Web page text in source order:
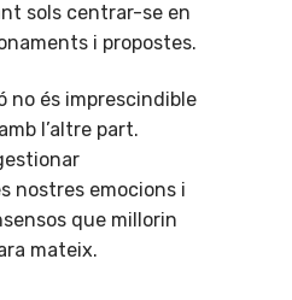
sols centrar-se en
i propostes.
no és imprescindible
l’altre part.
nostres emocions i
que millorin
mateix.